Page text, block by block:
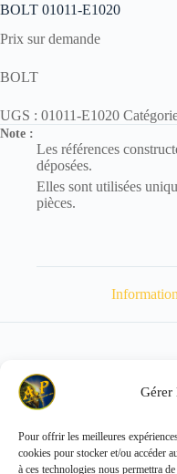
Gérer
Pour offrir les meilleures
cookies pour stocker et/ou accéder
à ces technologies nous permettra
BOLT 01011-E1020
Prix sur demande
BOLT
UGS : 01011-E1020
Note :
Les références
déposées.
Elles sont utilisées
pièces.
Poids
Copyright © 2026 -